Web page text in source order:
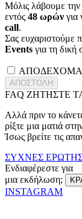
Μόλις λάβουμε την
εντός 48 ωρών για
call.
Σας ευχαριστούμε
Events για τη δική
ΑΠΟΣΤΟΛΗ
FAQ ΖΗΤΗΣΤΕ
Αλλά πριν το
ρίξτε μια ματιά
Ίσως βρείτε τις
ΣΥΧΝΕΣ
Ενδιαφέρεστε για
μια εκδήλωση;
INSTAGRAM